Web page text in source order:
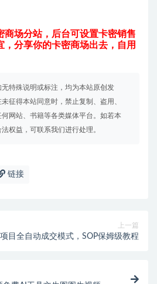
商场分站，后台可设置卡密销售
，分享你的卡密商场出去，自用
特殊说明或标注，均为本站原创发
征得本站同意时，禁止复制、盗用、
网站、书籍等各类媒体平台。如若本
权益，可联系我们进行处理。
链接
上一篇
目全自动成交模式，SOP保姆级教程